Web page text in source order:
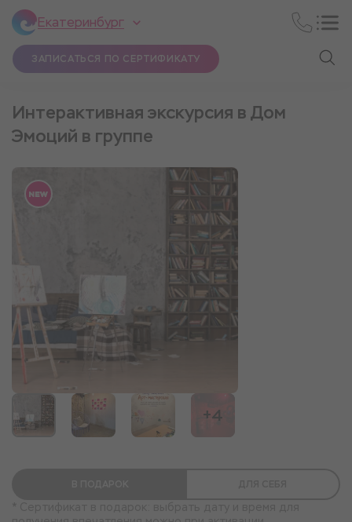
Екатеринбург
ЗАПИСАТЬСЯ ПО СЕРТИФИКАТУ
Интерактивная экскурсия в Дом
Эмоций в группе
+4